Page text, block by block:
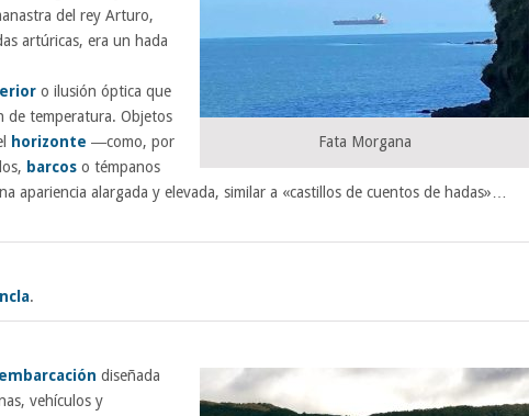
Fata Morgana
del rey Arturo,
artúricas, era un hada
o ilusión óptica que
de temperatura.​ Objetos
horizonte ―como, por
barcos o témpanos
apariencia alargada y elevada, similar a «castillos de cuentos de hadas»…
.
embarcación diseñada
vehículos y